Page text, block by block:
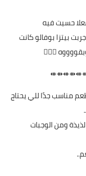
حسيت فيه
بيتزا بوفالو كانت
👌🏻😋
مناسب جدًا للي يحتاج
ومن الوجبات